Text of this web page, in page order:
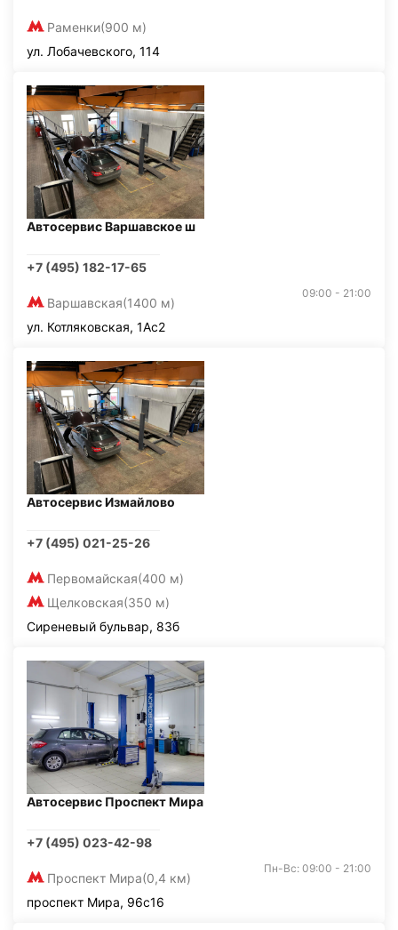
Раменки(900 м)
ул. Лобачевского, 114
Автосервис Варшавское ш
+7 (495) 182-17-65
Варшавская(1400 м)
09:00 - 21:00
ул. Котляковская, 1Ас2
Автосервис Измайлово
+7 (495) 021-25-26
Первомайская(400 м)
Щелковская(350 м)
Сиреневый бульвар, 83б
Автосервис Проспект Мира
+7 (495) 023-42-98
Проспект Мира(0,4 км)
Пн-Вс: 09:00 - 21:00
проспект Мира, 96с16